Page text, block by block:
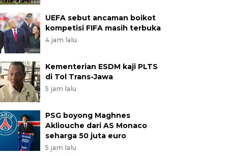
UEFA sebut ancaman boikot
kompetisi FIFA masih terbuka
4 jam lalu
Kementerian ESDM kaji PLTS
di Tol Trans-Jawa
5 jam lalu
PSG boyong Maghnes
Akliouche dari AS Monaco
seharga 50 juta euro
5 jam lalu